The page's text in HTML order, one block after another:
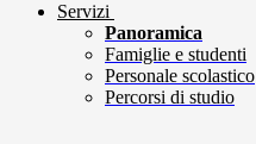
Servizi
Panoramica
Famiglie e studenti
Personale scolastico
Percorsi di studio